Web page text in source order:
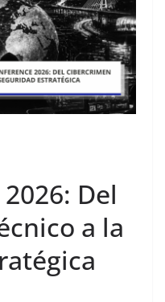
2026: Del
a la